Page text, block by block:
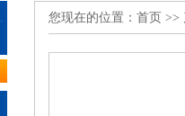
您现在的位置： 首页 >>